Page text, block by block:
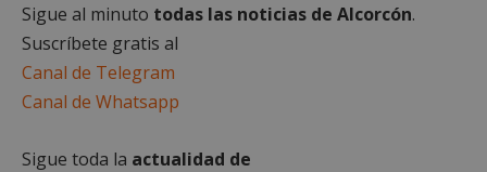
Sigue al minuto todas las noticias de Alcorcón.
Suscríbete gratis al
Canal de Telegram
Canal de Whatsapp
Sigue toda la actualidad de
Cookies de
preferencias
Cookies de